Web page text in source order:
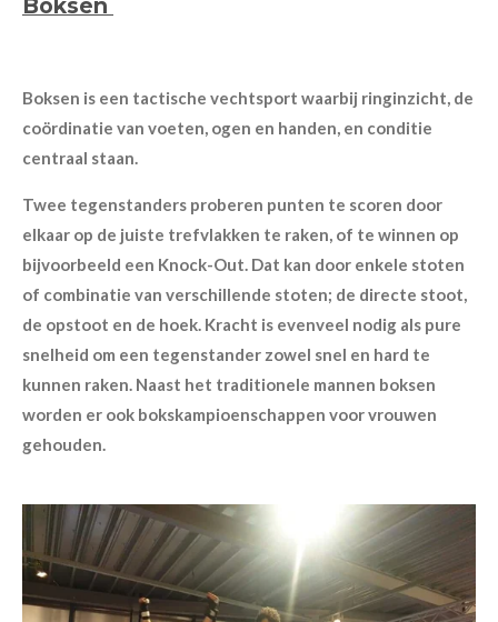
Boksen is een tactische vechtsport waarbij ringinzicht, de
coördinatie van voeten, ogen en handen, en conditie
centraal staan.
Twee tegenstanders proberen punten te scoren door
elkaar op de juiste trefvlakken te raken, of te winnen op
bijvoorbeeld een Knock-Out. Dat kan door enkele stoten
of combinatie van verschillende stoten; de directe stoot,
de opstoot en de hoek. Kracht is evenveel nodig als pure
snelheid om een tegenstander zowel snel en hard te
kunnen raken. Naast het traditionele mannen boksen
worden er ook bokskampioenschappen voor vrouwen
gehouden.